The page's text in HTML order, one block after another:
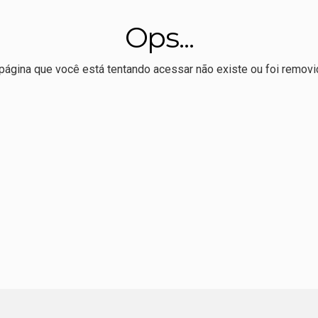
Hospital do Câncer de Mato Grosso para atendimento
de eleitores em 16 anos; 41 mil são menores de 18 e mais
Ops...
que você está tentando acessar não existe ou foi